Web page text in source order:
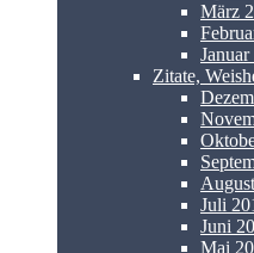
März
Zitate,
Juli
Juni
Mai